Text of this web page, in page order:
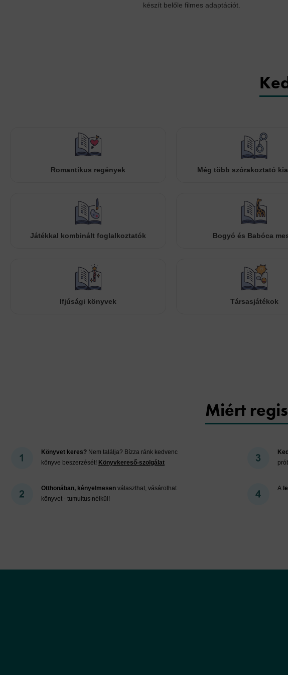
készít belőle filmes adaptációt.
Romantikus regények Még több szórakoztató
Játékkal kombinált foglalkoztatók Bogyó és Babóca
Ifjúsági könyvek Társasjátékok
Miért
Könyvet keres? Nem találja? Bízza ránk kedvenc
könyve beszerzését! Könyvkereső-szolgálat
Otthonában, kényelmesen választhat, vásárolhat
könyvet - tumultus nélkül!
A